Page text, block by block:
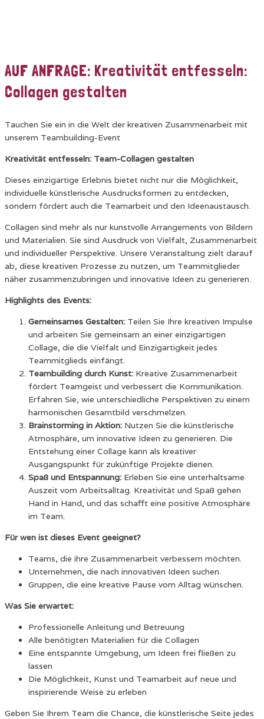
AUF ANFRAGE: Kreativität entfesseln:
Collagen gestalten
Tauchen Sie ein in die Welt der kreativen Zusammenarbeit mit
unserem Teambuilding-Event
Kreativität entfesseln: Team-Collagen gestalten
Dieses einzigartige Erlebnis bietet nicht nur die Möglichkeit,
individuelle künstlerische Ausdrucksformen zu entdecken,
sondern fördert auch die Teamarbeit und den Ideenaustausch.
Collagen sind mehr als nur kunstvolle Arrangements von Bildern
und Materialien. Sie sind Ausdruck von Vielfalt, Zusammenarbeit
und individueller Perspektive. Unsere Veranstaltung zielt darauf
ab, diese kreativen Prozesse zu nutzen, um Teammitglieder
näher zusammenzubringen und innovative Ideen zu generieren.
Highlights des Events:
Gemeinsames Gestalten: Teilen Sie Ihre kreativen Impulse
und arbeiten Sie gemeinsam an einer einzigartigen
Collage, die die Vielfalt und Einzigartigkeit jedes
Teammitglieds einfängt.
Teambuilding durch Kunst: Kreative Zusammenarbeit
fördert Teamgeist und verbessert die Kommunikation.
Erfahren Sie, wie unterschiedliche Perspektiven zu einem
harmonischen Gesamtbild verschmelzen.
Brainstorming in Aktion: Nutzen Sie die künstlerische
Atmosphäre, um innovative Ideen zu generieren. Die
Entstehung einer Collage kann als kreativer
Ausgangspunkt für zukünftige Projekte dienen.
Spaß und Entspannung: Erleben Sie eine unterhaltsame
Auszeit vom Arbeitsalltag. Kreativität und Spaß gehen
Hand in Hand, und das schafft eine positive Atmosphäre
im Team.
Für wen ist dieses Event geeignet?
Teams, die ihre Zusammenarbeit verbessern möchten.
Unternehmen, die nach innovativen Ideen suchen.
Gruppen, die eine kreative Pause vom Alltag wünschen.
Was Sie erwartet:
Professionelle Anleitung und Betreuung
Alle benötigten Materialien für die Collagen
Eine entspannte Umgebung, um Ideen frei fließen zu
lassen
Die Möglichkeit, Kunst und Teamarbeit auf neue und
inspirierende Weise zu erleben
Geben Sie Ihrem Team die Chance, die künstlerische Seite jedes